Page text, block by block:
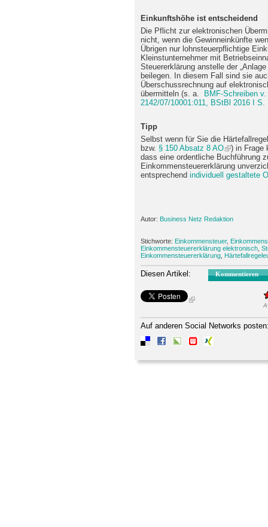
Einkunftshöhe ist entscheidend
Die Pflicht zur elektronischen
nicht, wenn die Gewinneinkünfte
Übrigen nur lohnsteuerpflichtige
Kleinstunternehmer mit
Steuererklärung anstelle der
beilegen. In diesem Fall sind sie
Überschussrechnung auf
übermitteln (s. a.
BMF-Schreiben
2142/07/10001:011, BStBl 2016 I S.
Tipp
Selbst wenn für Sie die
bzw. § 150 Absatz 8 AO
) in Frage
dass eine ordentliche Buchführung
Einkommensteuererklärung
entsprechend individuell gestaltete
Autor: Business Netz Redaktion
Stichworte: Einkommensteuer,
Einkommensteuererklärung elektronisch
Einkommensteuererklärung
Diesen Artikel: Kommentieren
Auf anderen Social Networks